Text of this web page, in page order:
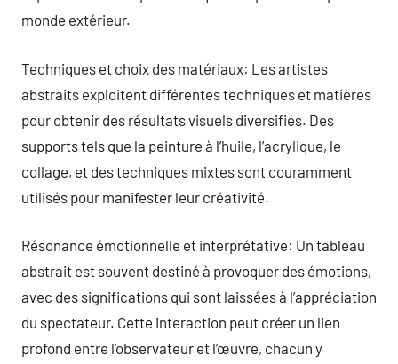
monde extérieur.
Techniques et choix des matériaux: Les artistes
abstraits exploitent différentes techniques et matières
pour obtenir des résultats visuels diversifiés. Des
supports tels que la peinture à l’huile, l’acrylique, le
collage, et des techniques mixtes sont couramment
utilisés pour manifester leur créativité.
Résonance émotionnelle et interprétative: Un tableau
abstrait est souvent destiné à provoquer des émotions,
avec des significations qui sont laissées à l’appréciation
du spectateur. Cette interaction peut créer un lien
profond entre l’observateur et l’œuvre, chacun y